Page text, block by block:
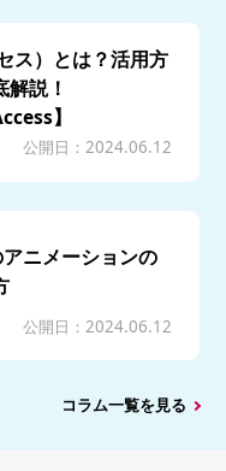
ス）とは？活用方
説！
】
公開日：2024.06.12
ニメーションの
公開日：2024.06.12
コラム一覧を見る